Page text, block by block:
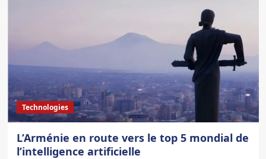
Technologies
L’Arménie en route vers le top 5 mondial de
l’intelligence artificielle